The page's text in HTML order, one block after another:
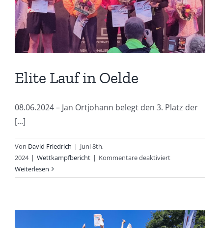
Elite Lauf in Oelde
08.06.2024 – Jan Ortjohann belegt den 3. Platz der
[...]
Von David Friedrich | Juni 8th,
2024 | Wettkampfbericht | Kommentare deaktiviertfür
Lauf
Weiterlesen